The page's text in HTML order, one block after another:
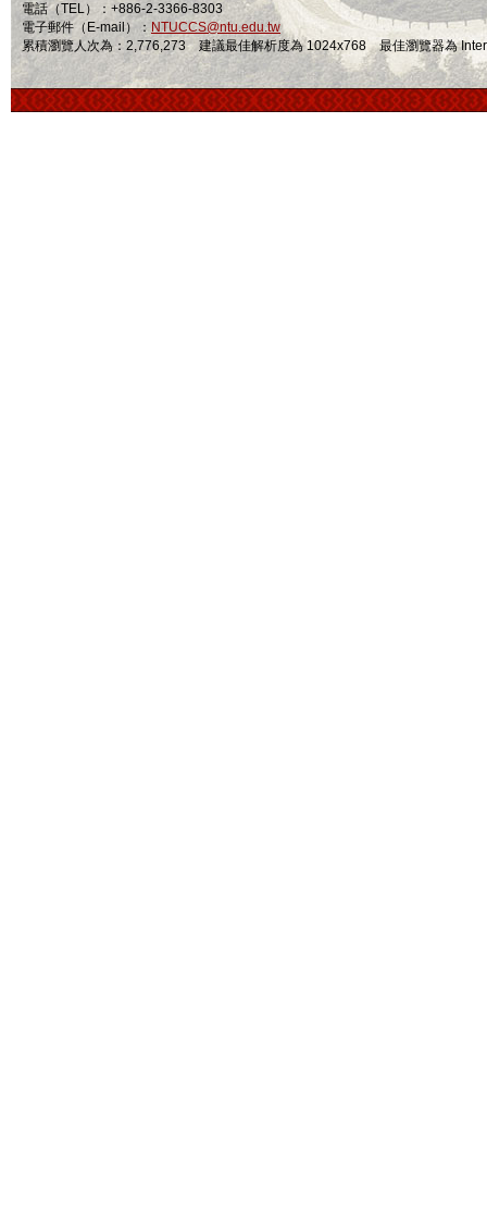
電話（TEL）：+886-2-3366-8303
電子郵件（E-mail）： NTUCCS@ntu.edu.tw
累積瀏覽人次為：2,776,273 建議最佳解析度為 1024x768 最佳瀏覽器為